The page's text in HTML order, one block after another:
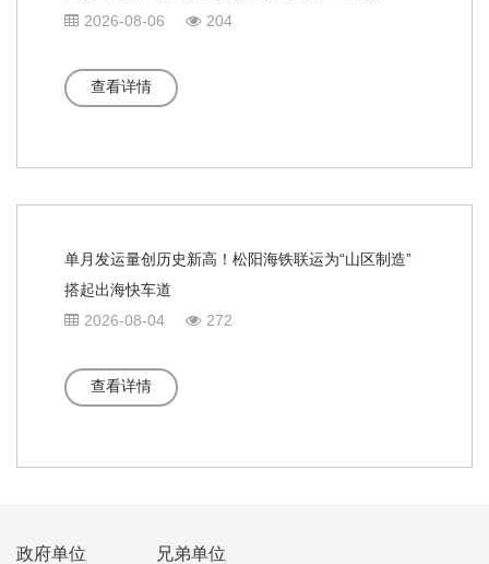
2026-08-06
204
查看详情
单月发运量创历史新高！松阳海铁联运为“山区制造”
搭起出海快车道
2026-08-04
272
查看详情
政府单位 兄弟单位